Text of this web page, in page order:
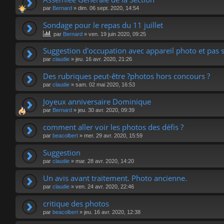
par Bernard » dim. 06 sept. 2020, 14:54
Sondage pour le repas du 11 juillet
par Bernard » ven. 19 juin 2020, 09:25
Suggestion d'occupation avec appareil photo et pas
par claudie » jeu. 16 avr. 2020, 21:26
Des rubriques peut-être ?photos hors concours ?
par claudie » sam. 02 mai 2020, 16:53
Joyeux anniversaire Dominique
par Bernard » jeu. 30 avr. 2020, 09:39
comment aller voir les photos des défis ?
par beacolbert » mer. 29 avr. 2020, 15:59
Suggestion
par claudie » mar. 28 avr. 2020, 14:20
Un avis avant traitement. Photo ancienne.
par claudie » ven. 24 avr. 2020, 22:46
critique des photos
par beacolbert » jeu. 16 avr. 2020, 12:38